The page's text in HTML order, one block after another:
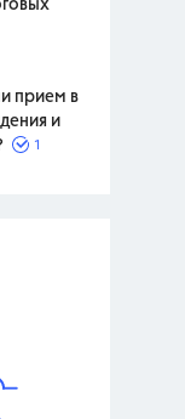
прием в
и
1